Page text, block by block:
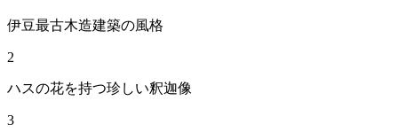
伊豆最古木造建築の風格
2
ハスの花を持つ珍しい釈迦像
3